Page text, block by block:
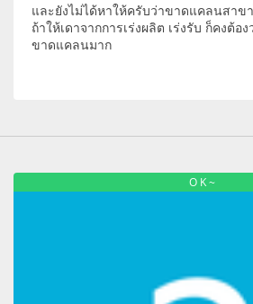
และยังไม่ได้หาให้ครับว่าขาดแคลนสาข
ถ้าให้เดาจากการเร่งผลิต เร่งรับ ก็คงต้อ
ขาดแคลนมาก
O K ~